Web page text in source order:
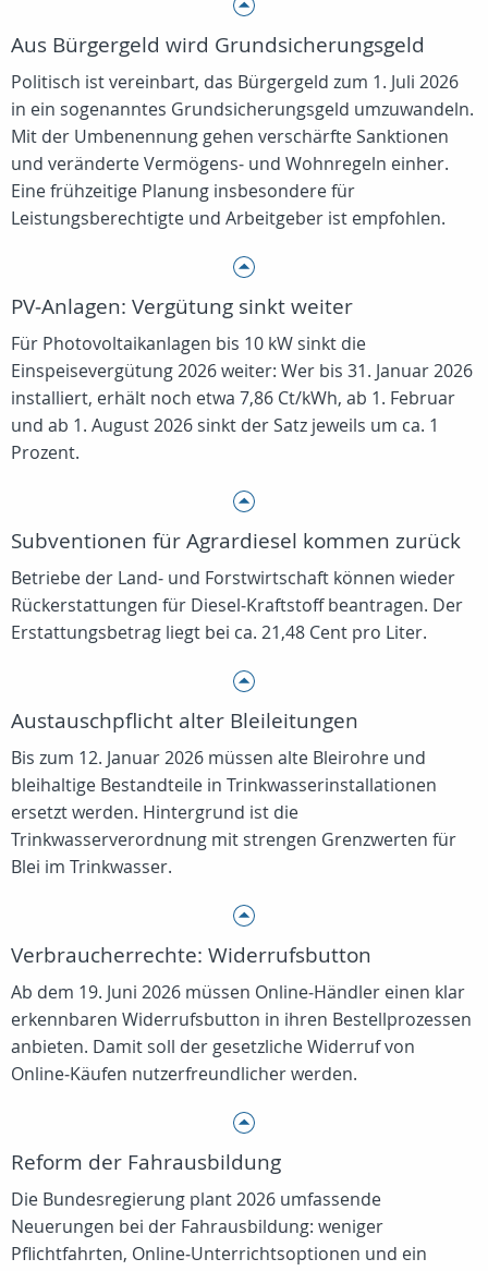
Aus Bürgergeld wird Grundsicherungsgeld
Politisch ist vereinbart, das Bürgergeld zum 1. Juli 2026
in ein sogenanntes Grundsicherungsgeld umzuwandeln.
Mit der Umbenennung gehen verschärfte Sanktionen
und veränderte Vermögens‑ und Wohnregeln einher.
Eine frühzeitige Planung insbesondere für
Leistungsberechtigte und Arbeitgeber ist empfohlen.
PV‑Anlagen: Vergütung sinkt weiter
Für Photovoltaikanlagen bis 10 kW sinkt die
Einspeisevergütung 2026 weiter: Wer bis 31. Januar 2026
installiert, erhält noch etwa 7,86 Ct/kWh, ab 1. Februar
und ab 1. August 2026 sinkt der Satz jeweils um ca. 1
Prozent.
Subventionen für Agrardiesel kommen zurück
Betriebe der Land‑ und Forstwirtschaft können wieder
Rückerstattungen für Diesel‑Kraftstoff beantragen. Der
Erstattungsbetrag liegt bei ca. 21,48 Cent pro Liter.
Austauschpflicht alter Bleileitungen
Bis zum 12. Januar 2026 müssen alte Bleirohre und
bleihaltige Bestandteile in Trinkwasserinstallationen
ersetzt werden. Hintergrund ist die
Trinkwasserverordnung mit strengen Grenzwerten für
Blei im Trinkwasser.
Verbraucherrechte: Widerrufsbutton
Ab dem 19. Juni 2026 müssen Online‑Händler einen klar
erkennbaren Widerrufsbutton in ihren Bestellprozessen
anbieten. Damit soll der gesetzliche Widerruf von
Online‑Käufen nutzerfreundlicher werden.
Reform der Fahrausbildung
Die Bundesregierung plant 2026 umfassende
Neuerungen bei der Fahrausbildung: weniger
Pflichtfahrten, Online‑Unterrichtsoptionen und ein